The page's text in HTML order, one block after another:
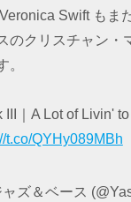
Swift もま
のクリスチャン・
。
III｜A Lot of Livin'
t.co/QYHy089MBh
ズ＆ベース